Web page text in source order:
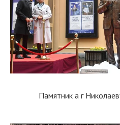
Памятник а г